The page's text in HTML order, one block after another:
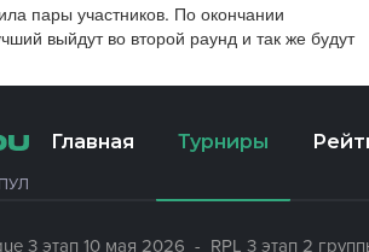
пары участников. По окончании
выйдут во второй раунд и так же будут